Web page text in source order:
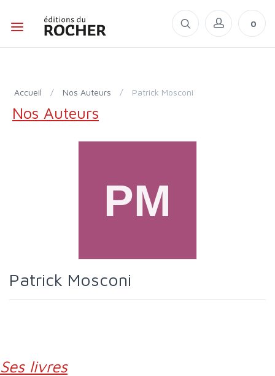
0
Accueil / Nos Auteurs / Patrick Mosconi
Nos Auteurs
Patrick Mosconi
Ses livres